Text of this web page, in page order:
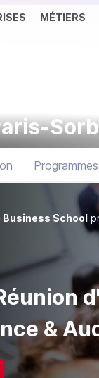
MÉTIERS
Programmes
Business School
&